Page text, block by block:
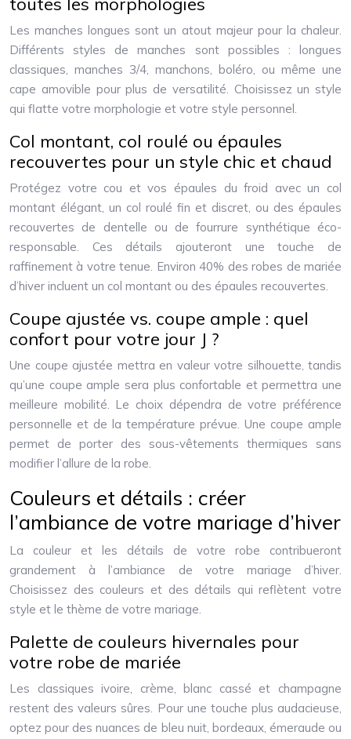
Les manches longues sont un atout majeur pour la chaleur.
Différents styles de manches sont possibles : longues
classiques, manches 3/4, manchons, boléro, ou même une
cape amovible pour plus de versatilité. Choisissez un style
qui flatte votre morphologie et votre style personnel.
Col montant, col roulé ou épaules
recouvertes pour un style chic et chaud
Protégez votre cou et vos épaules du froid avec un col
montant élégant, un col roulé fin et discret, ou des épaules
recouvertes de dentelle ou de fourrure synthétique éco-
responsable. Ces détails ajouteront une touche de
raffinement à votre tenue. Environ 40% des robes de mariée
d’hiver incluent un col montant ou des épaules recouvertes.
Coupe ajustée vs. coupe ample : quel
confort pour votre jour J ?
Une coupe ajustée mettra en valeur votre silhouette, tandis
qu’une coupe ample sera plus confortable et permettra une
meilleure mobilité. Le choix dépendra de votre préférence
personnelle et de la température prévue. Une coupe ample
permet de porter des sous-vêtements thermiques sans
modifier l’allure de la robe.
Couleurs et détails : créer
l’ambiance de votre mariage d’hiver
La couleur et les détails de votre robe contribueront
grandement à l’ambiance de votre mariage d’hiver.
Choisissez des couleurs et des détails qui reflètent votre
style et le thème de votre mariage.
Palette de couleurs hivernales pour
votre robe de mariée
Les classiques ivoire, crème, blanc cassé et champagne
restent des valeurs sûres. Pour une touche plus audacieuse,
optez pour des nuances de bleu nuit, bordeaux, émeraude ou